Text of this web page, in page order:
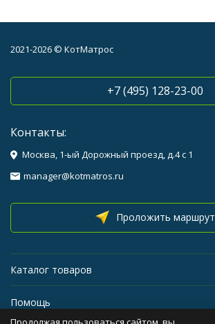
2021-2026 © КотМатрос
+7 (495) 128-23-00
Контакты:
Москва, 1-ый Дорожный проезд, д.4 с 1
manager@kotmatros.ru
Проложить маршрут
Каталог товаров
Помощь